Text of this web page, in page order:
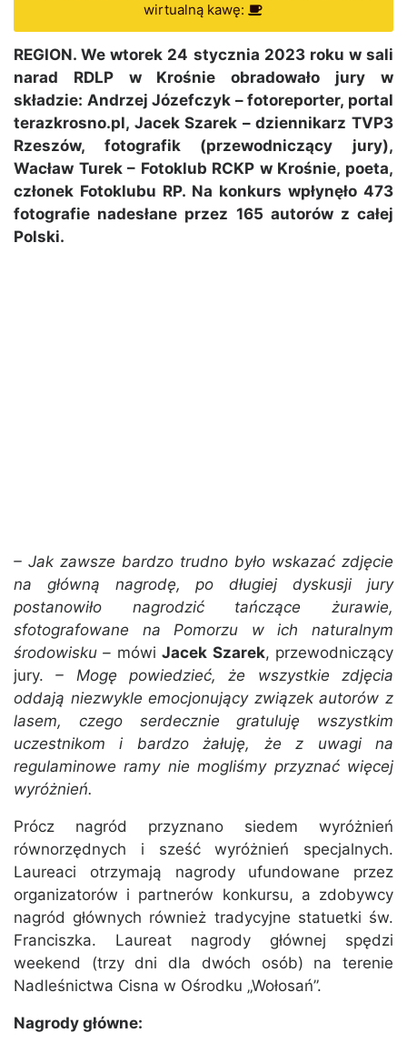
wirtualną kawę:
REGION. We wtorek 24 stycznia 2023 roku w sali
narad RDLP w Krośnie obradowało jury w
składzie: Andrzej Józefczyk – fotoreporter, portal
terazkrosno.pl, Jacek Szarek – dziennikarz TVP3
Rzeszów, fotografik (przewodniczący jury),
Wacław Turek – Fotoklub RCKP w Krośnie, poeta,
członek Fotoklubu RP. Na konkurs wpłynęło 473
fotografie nadesłane przez 165 autorów z całej
Polski.
– Jak zawsze bardzo trudno było wskazać zdjęcie
na główną nagrodę, po długiej dyskusji jury
postanowiło nagrodzić tańczące żurawie,
sfotografowane na Pomorzu w ich naturalnym
środowisku – mówiJacek Szarek, przewodniczący
jury.– Mogę powiedzieć, że wszystkie zdjęcia
oddają niezwykle emocjonujący związek autorów z
lasem, czego serdecznie gratuluję wszystkim
uczestnikom i bardzo żałuję, że z uwagi na
regulaminowe ramy nie mogliśmy przyznać więcej
wyróżnień.
Prócz nagród przyznano siedem wyróżnień
równorzędnych i sześć wyróżnień specjalnych.
Laureaci otrzymają nagrody ufundowane przez
organizatorów i partnerów konkursu, a zdobywcy
nagród głównych również tradycyjne statuetki św.
Franciszka. Laureat nagrody głównej spędzi
weekend (trzy dni dla dwóch osób) na terenie
Nadleśnictwa Cisna w Ośrodku „Wołosań”.
Nagrody główne: